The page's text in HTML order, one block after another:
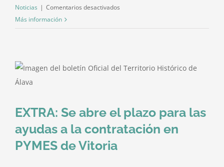
Noticias | Comentarios desactivados
los
Lehen
aukera
Más información
EXTRA: Se abre el plazo para las
ayudas a la contratación en
PYMES de Vitoria